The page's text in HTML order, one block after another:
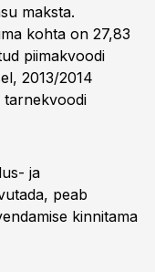
maksta.
kohta on 27,83
piimakvoodi
2013/2014
tarnekvoodi
ja
peab
kinnitama